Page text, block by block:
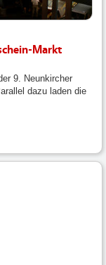
Markt
9. Neunkircher
dazu laden die